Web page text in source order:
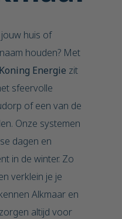
huis of
houden? Met
Energie zit
sfeervolle
of een van de
Onze systemen
dagen en
in de winter. Zo
verklein je je
Alkmaar en
altijd voor